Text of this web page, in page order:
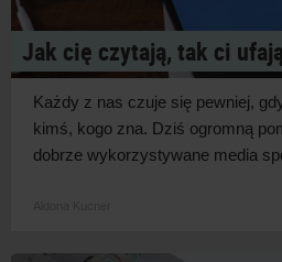
Jak cię czytają, tak ci
Każdy z nas czuje się pewniej,
kimś, kogo zna. Dziś ogromną
dobrze wykorzystywane media